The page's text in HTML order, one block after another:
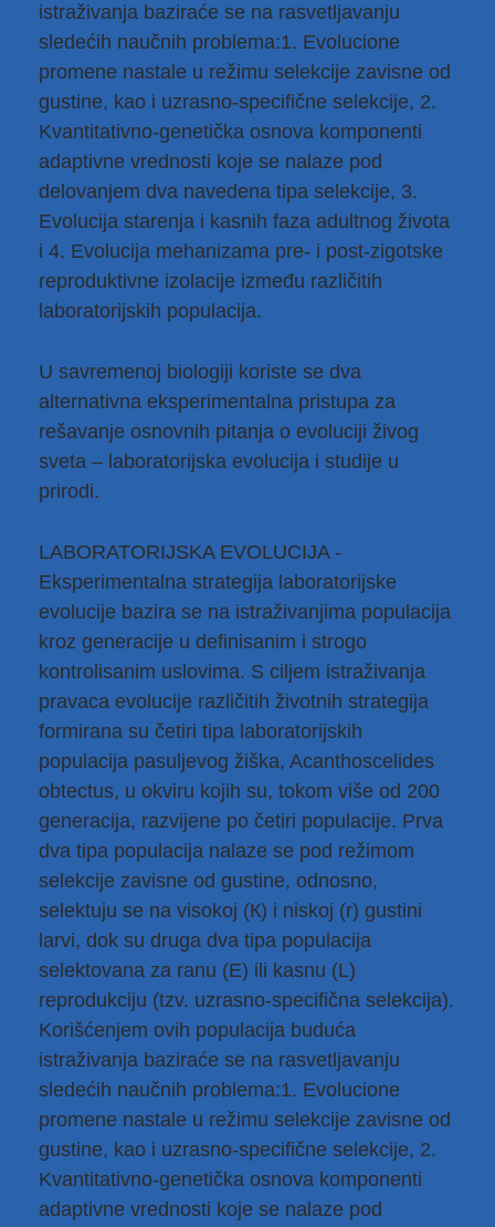
istraživanja baziraće se na rasvetljavanju
sledećih naučnih problema:1. Evolucione
promene nastale u režimu selekcije zavisne od
gustine, kao i uzrasno-specifične selekcije, 2.
Kvantitativno-genetička osnova komponenti
adaptivne vrednosti koje se nalaze pod
delovanjem dva navedena tipa selekcije, 3.
Еvolucija starenja i kasnih faza adultnog života
i 4. Еvolucija mehanizama pre- i post-zigotske
reproduktivne izolacije između različitih
laboratorijskih populacija.
U savremenoj biologiji koriste se dva
alternativna eksperimentalna pristupa za
rešavanje osnovnih pitanja o evoluciji živog
sveta – laboratorijska evolucija i studije u
prirodi.
LABORATORIJSKA EVOLUCIJA -
Eksperimentalna strategija laboratorijske
evolucije bazira se na istraživanjima populacija
kroz generacije u definisanim i strogo
kontrolisanim uslovima. S ciljem istraživanja
pravaca evolucije različitih životnih strategija
formirana su četiri tipa laboratorijskih
populacija pasuljevog žiška, Acanthoscelides
obtectus, u okviru kojih su, tokom više od 200
generacija, razvijene po četiri populacije. Prva
dva tipa populacija nalaze se pod režimom
selekcije zavisne od gustine, odnosno,
selektuju se na visokoj (К) i niskoj (r) gustini
larvi, dok su druga dva tipa populacija
selektovana za ranu (Е) ili kasnu (L)
reprodukciju (tzv. uzrasno-specifična selekcija).
Korišćenjem ovih populacija buduća
istraživanja baziraće se na rasvetljavanju
sledećih naučnih problema:1. Evolucione
promene nastale u režimu selekcije zavisne od
gustine, kao i uzrasno-specifične selekcije, 2.
Kvantitativno-genetička osnova komponenti
adaptivne vrednosti koje se nalaze pod